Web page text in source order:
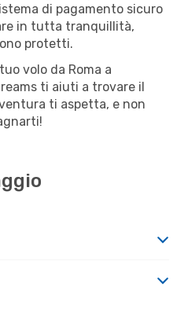
di pagamento sicuro
in tutta tranquillità,
protetti.
volo da Roma a
ti aiuti a trovare il
ti aspetta, e non